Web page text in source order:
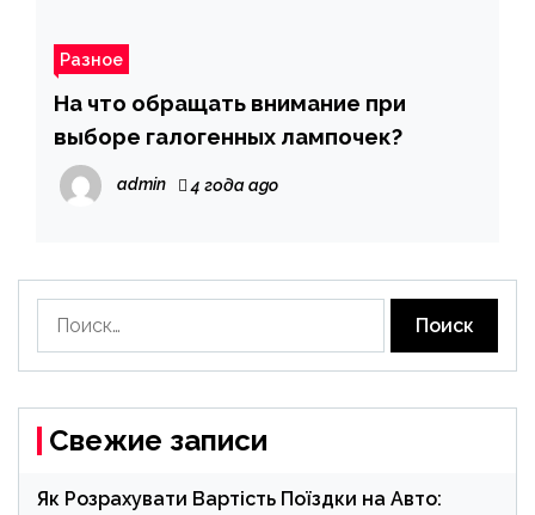
Разное
На что обращать внимание при
выборе галогенных лампочек?
admin 4 года ago
Свежие записи
Як Розрахувати Вартість Поїздки на Авто: